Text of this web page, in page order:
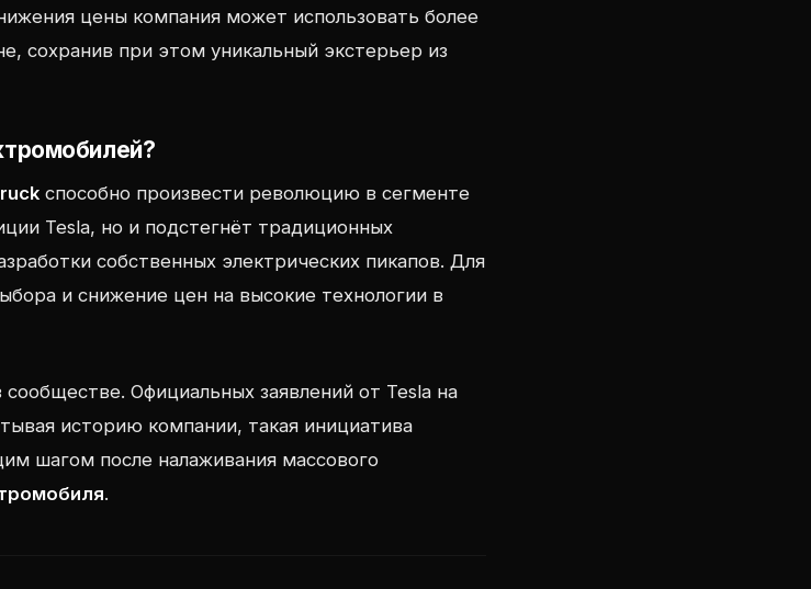
цены компания может использовать более
сохранив при этом уникальный экстерьер из
способно произвести революцию в сегменте
Tesla, но и подстегнёт традиционных
собственных электрических пикапов. Для
и снижение цен на высокие технологии в
Официальных заявлений от Tesla на
историю компании, такая инициатива
шагом после налаживания массового
.